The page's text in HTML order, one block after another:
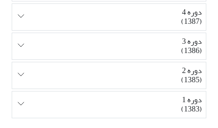
دوره 4
(1387)
دوره 3
(1386)
دوره 2
(1385)
دوره 1
(1383)